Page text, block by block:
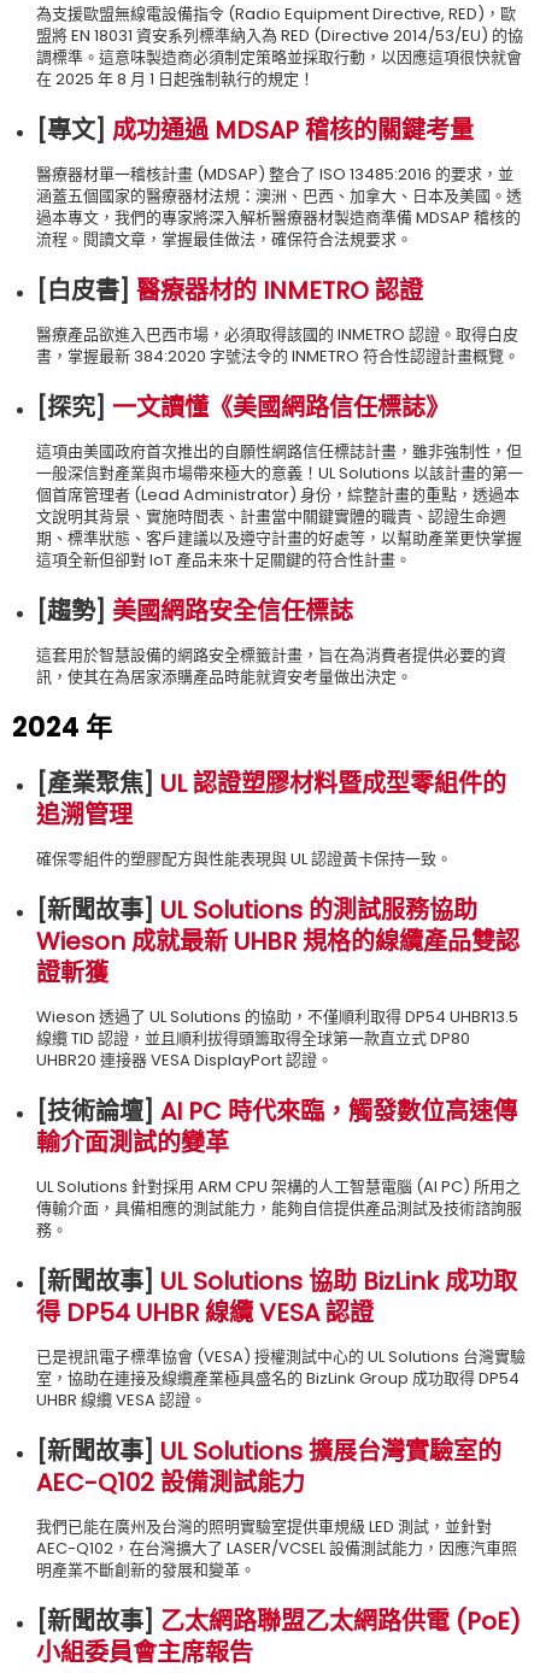
為支援歐盟無線電設備指令 (Radio Equipment Directive, RED)，歐
盟將 EN 18031 資安系列標準納入為 RED (Directive 2014/53/EU) 的協
調標準。這意味製造商必須制定策略並採取行動，以因應這項很快就會
在 2025 年 8 月 1 日起強制執行的規定！
[專文] 成功通過 MDSAP 稽核的關鍵考量
醫療器材單一稽核計畫 (MDSAP) 整合了 ISO 13485:2016 的要求，並
涵蓋五個國家的醫療器材法規：澳洲、巴西、加拿大、日本及美國。透
過本專文，我們的專家將深入解析醫療器材製造商準備 MDSAP 稽核的
流程。閱讀文章，掌握最佳做法，確保符合法規要求。
[白皮書] 醫療器材的 INMETRO 認證
醫療產品欲進入巴西市場，必須取得該國的 INMETRO 認證。取得白皮
書，掌握最新 384:2020 字號法令的 INMETRO 符合性認證計畫概覽。
[探究] 一文讀懂《美國網路信任標誌》
這項由美國政府首次推出的自願性網路信任標誌計畫，雖非強制性，但
一般深信對產業與市場帶來極大的意義！UL Solutions 以該計畫的第一
個首席管理者 (Lead Administrator) 身份，綜整計畫的重點，透過本
文說明其背景、實施時間表、計畫當中關鍵實體的職責、認證生命週
期、標準狀態、客戶建議以及遵守計畫的好處等，以幫助產業更快掌握
這項全新但卻對 IoT 產品未來十足關鍵的符合性計畫。
[趨勢] 美國網路安全信任標誌
這套用於智慧設備的網路安全標籤計畫，旨在為消費者提供必要的資
訊，使其在為居家添購產品時能就資安考量做出決定。
2024 年
[產業聚焦] UL 認證塑膠材料暨成型零組件的
追溯管理
確保零組件的塑膠配方與性能表現與 UL 認證黃卡保持一致。
[新聞故事] UL Solutions 的測試服務協助
Wieson 成就最新 UHBR 規格的線纜產品雙認
證斬獲
Wieson 透過了 UL Solutions 的協助，不僅順利取得 DP54 UHBR13.5
線纜 TID 認證，並且順利拔得頭籌取得全球第一款直立式 DP80
UHBR20 連接器 VESA DisplayPort 認證。
[技術論壇] AI PC 時代來臨，觸發數位高速傳
輸介面測試的變革
UL Solutions 針對採用 ARM CPU 架構的人工智慧電腦 (AI PC) 所用之
傳輸介面，具備相應的測試能力，能夠自信提供產品測試及技術諮詢服
務。
[新聞故事] UL Solutions 協助 BizLink 成功取
得 DP54 UHBR 線纜 VESA 認證
已是視訊電子標準協會 (VESA) 授權測試中心的 UL Solutions 台灣實驗
室，協助在連接及線纜產業極具盛名的 BizLink Group 成功取得 DP54
UHBR 線纜 VESA 認證。
[新聞故事] UL Solutions 擴展台灣實驗室的
AEC-Q102 設備測試能力
我們已能在廣州及台灣的照明實驗室提供車規級 LED 測試，並針對
AEC-Q102，在台灣擴大了 LASER/VCSEL 設備測試能力，因應汽車照
明產業不斷創新的發展和變革。
[新聞故事] 乙太網路聯盟乙太網路供電 (PoE)
小組委員會主席報告